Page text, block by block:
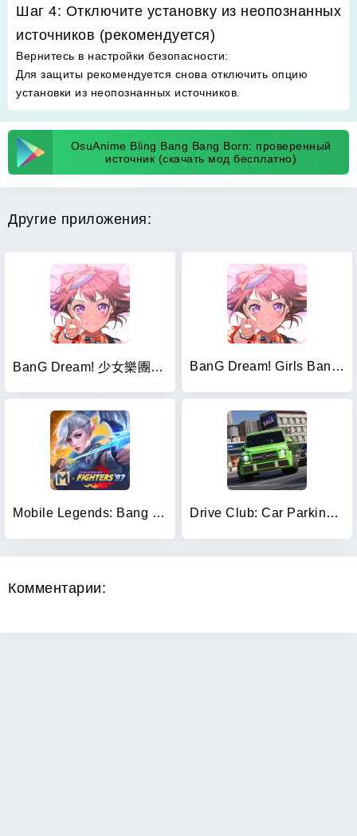
Шаг 4: Отключите установку из неопознанных
источников (рекомендуется)
Вернитесь в настройки безопасности:
Для защиты рекомендуется снова отключить опцию
установки из неопознанных источников.
OsuAnime Bling Bang Bang Born: проверенный
источник (скачать мод бесплатно)
Другие приложения:
BanG Dream! 少女樂團派對 BanG Dream! Girls Band Party!
Mobile Legends: Bang Bang Drive Club: Car Parking Games
Комментарии: